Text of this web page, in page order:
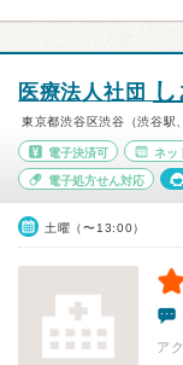
医療法人社団
東京都渋谷区渋谷（渋谷駅
電子決済可 ネッ
電子処方せん対応
土曜（〜13:00）
ア